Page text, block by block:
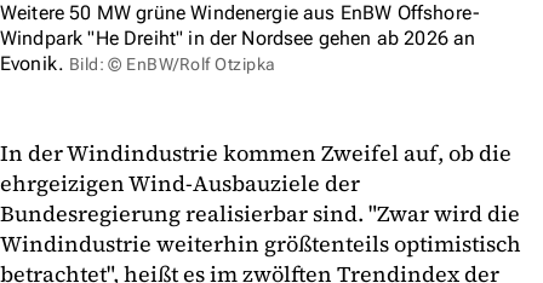
Weitere 50 MW grüne Windenergie aus EnBW Offshore-
Windpark "He Dreiht" in der Nordsee gehen ab 2026 an
Evonik. Bild: © EnBW/Rolf Otzipka
In der Windindustrie kommen Zweifel auf, ob die
ehrgeizigen Wind-Ausbauziele der
Bundesregierung realisierbar sind. "Zwar wird die
Windindustrie weiterhin größtenteils optimistisch
betrachtet", heißt es im zwölften Trendindex der